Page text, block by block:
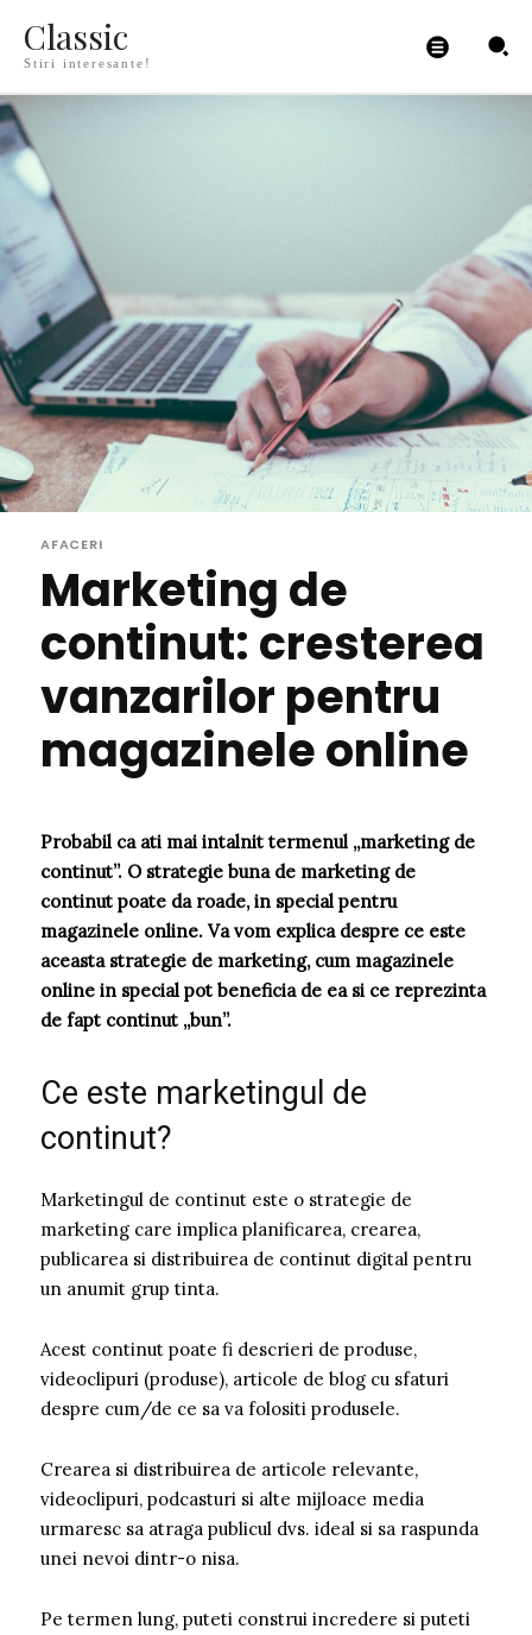
Classic
Stiri interesante!
AFACERI
Marketing de
continut: cresterea
vanzarilor pentru
magazinele online
Probabil ca ati mai intalnit termenul „marketing de
continut”. O strategie buna de marketing de
continut poate da roade, in special pentru
magazinele online. Va vom explica despre ce este
aceasta strategie de marketing, cum magazinele
online in special pot beneficia de ea si ce reprezinta
de fapt continut „bun”.
Ce este marketingul de
continut?
Marketingul de continut este o strategie de
marketing care implica planificarea, crearea,
publicarea si distribuirea de continut digital pentru
un anumit grup tinta.
Acest continut poate fi descrieri de produse,
videoclipuri (produse), articole de blog cu sfaturi
despre cum/de ce sa va folositi produsele.
Crearea si distribuirea de articole relevante,
videoclipuri, podcasturi si alte mijloace media
urmaresc sa atraga publicul dvs. ideal si sa raspunda
unei nevoi dintr-o nisa.
Pe termen lung, puteti construi incredere si puteti